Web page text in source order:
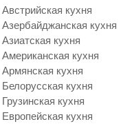
Австрийская кухня
Азербайджанская кухня
Азиатская кухня
Американская кухня
Армянская кухня
Белорусская кухня
Грузинская кухня
Европейская кухня